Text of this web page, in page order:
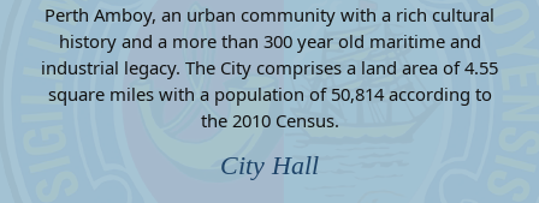
Perth Amboy, an urban community with a rich cultural
history and a more than 300 year old maritime and
industrial legacy. The City comprises a land area of 4.55
square miles with a population of 50,814 according to
the 2010 Census.
City Hall